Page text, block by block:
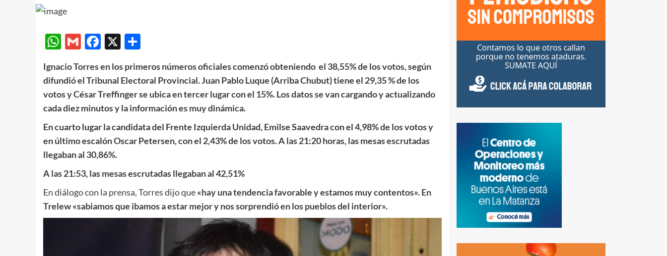
WhatsApp
GmailFacebook
X
Ignacio Torres en los primeros números oficiales comenzó obteniendo el 38,55% de los votos, según
difundió el Tribunal Electoral Provincial. Juan Pablo Luque (Arriba Chubut) tiene el 29,35 % de los
votos y César Treffinger se ubica en tercer lugar con el 15%. Los datos se van cargando y actualizando
cada diez minutos y la información es muy dinámica.
En cuarto lugar la candidata del Frente Izquierda Unidad, Emilse Saavedra con el 4,98% de los votos y
en último escalón Oscar Petersen, con el 2,43% de los votos. A las 21:20 horas, las mesas escrutadas
llegaban al 30,86%.
A las 21:53, las mesas escrutadas llegaban al 42,51%
En diálogo con la prensa, Torres dijo que«hay una tendencia favorable y estamos muy contentos». En
Trelew «sabiamos que ibamos a estar mejor y nos sorprendió en los pueblos del interior».